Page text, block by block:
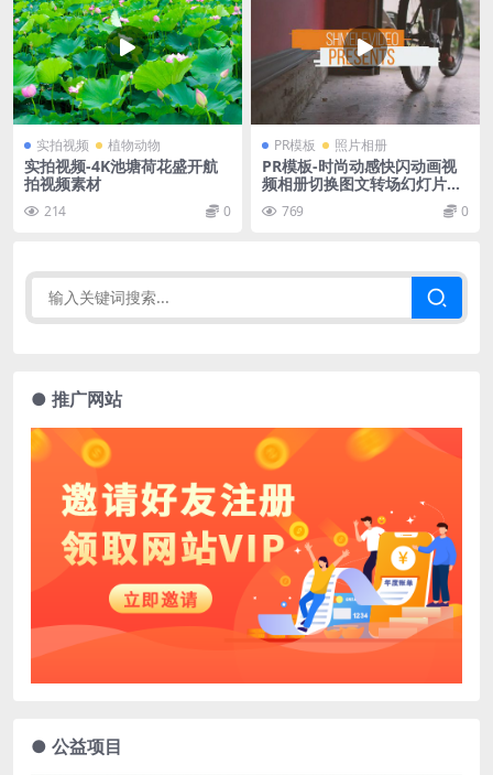
实拍视频 植物动物
实拍视频-4K池塘荷花盛开航
拍视频素材
214 0
PR模板 照片相册
PR模板-时尚动感快闪动画视
频相册切换图文转场幻灯片视
769 0
● 推广网站
● 公益项目